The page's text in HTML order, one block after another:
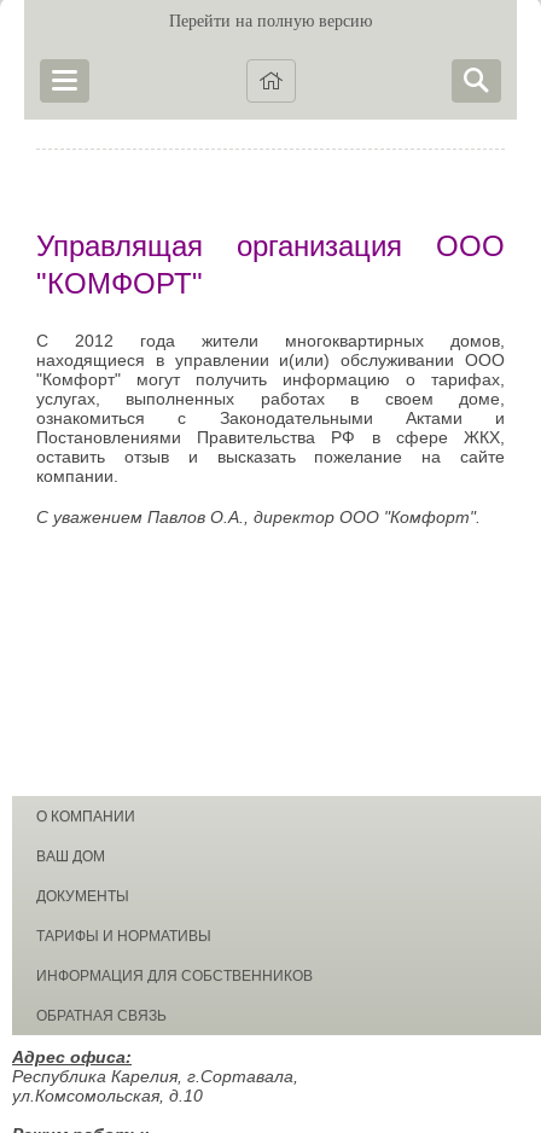
Перейти на полную версию
Управлящая организация ООО
"КОМФОРТ"
С 2012 года жители многоквартирных домов,
находящиеся в управлении и(или) обслуживании ООО
"Комфорт" могут получить информацию о тарифах,
услугах, выполненных работах в своем доме,
ознакомиться с Законодательными Актами и
Постановлениями Правительства РФ в сфере ЖКХ,
оставить отзыв и высказать пожелание на сайте
компании.
С уважением Павлов О.А., директор ООО "Комфорт".
О КОМПАНИИ
ВАШ ДОМ
ДОКУМЕНТЫ
ТАРИФЫ И НОРМАТИВЫ
ИНФОРМАЦИЯ ДЛЯ СОБСТВЕННИКОВ
ОБРАТНАЯ СВЯЗЬ
Адрес офиса:
Республика Карелия, г.Сортавала,
ул.Комсомольская, д.10